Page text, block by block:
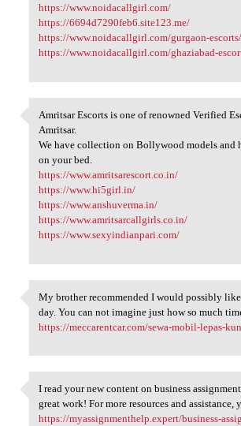
https://www.noidacallgirl.com/
https://6694d7290feb6.site123.me/
https://www.noidacallgirl.com/gurgaon-escorts/
https://www.noidacallgirl.com/ghaziabad-
Amritsar Escorts is one of
Amritsar Escorts is one of renowned Verified
Amritsar.
We have collection on Bollywood models and
on your bed.
https://www.amritsarescort.co.in/
https://www.hi5girl.in/
https://www.anshuverma.in/
https://www.amritsarcallgirls.co.in/
https://www.sexyindianpari.com/
My brother recommended I
My brother recommended I would possibly
day. You can not imagine just how so much
https://meccarentcar.com/sewa-mobil-lepas-
I read your new content on
I read your new content on business
great work! For more resources and
https://myassignmenthelp.expert/business-